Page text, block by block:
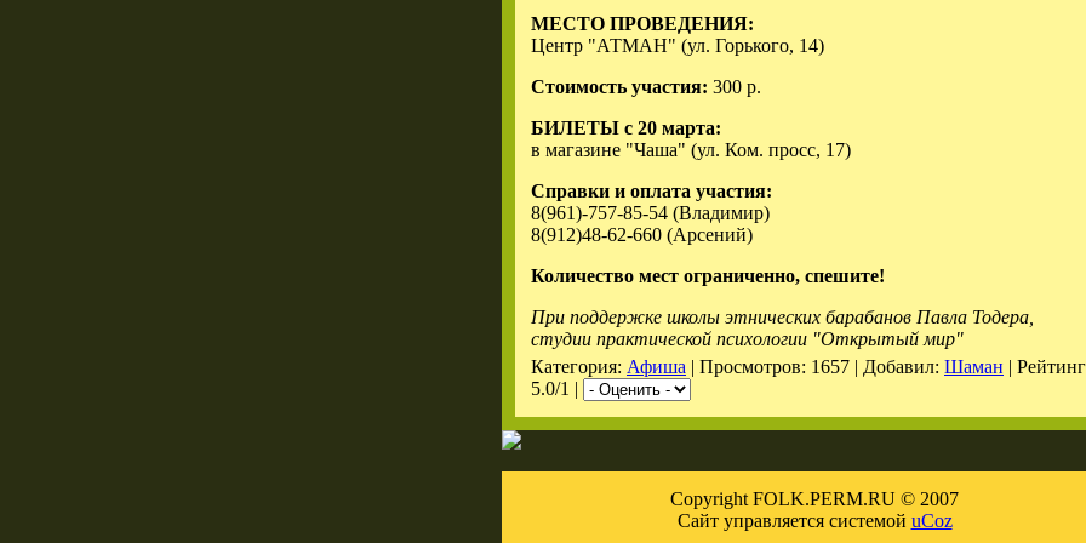
МЕСТО ПРОВЕДЕНИЯ:
Центр "АТМАН" (ул. Горького, 14)
Стоимость участия: 300 р.
БИЛЕТЫ с 20 марта:
в магазине "Чаша" (ул. Ком. просс, 17)
Справки и оплата участия:
8(961)-757-85-54 (Владимир)
8(912)48-62-660 (Арсений)
Количество мест ограниченно, спешите!
При поддержке школы этнических барабанов Павла Тодера,
студии практической психологии "Открытый мир"
Категория: Афиша | Просмотров: 1657 | Добавил: Шаман |
5.0/1 |
Copyright FOLK.PERM.RU © 2007
Сайт управляется системой uCoz